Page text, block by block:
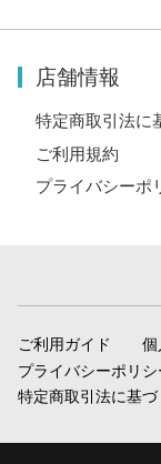
店舗情報
特定商取引法に
ご利用規約
プライバシーポ
ご利用ガイド 個
プライバシーポリシ
特定商取引法に基